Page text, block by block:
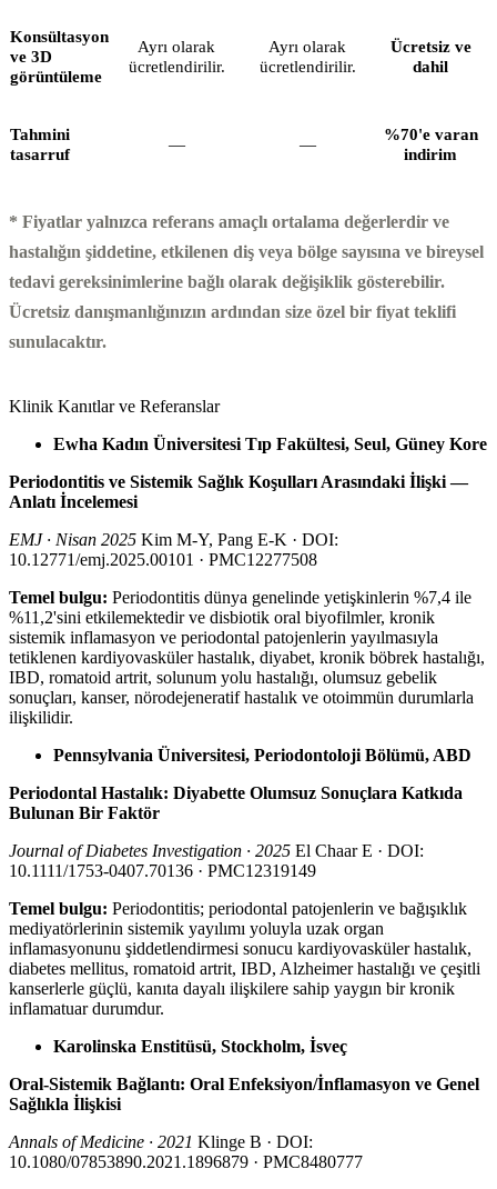
Konsültasyon
ve 3D
görüntüleme
Ayrı olarak
ücretlendirilir.
Ayrı olarak
ücretlendirilir.
Ücretsiz ve
dahil
Tahmini
tasarruf
— —
%70'e varan
indirim
* Fiyatlar yalnızca referans amaçlı ortalama değerlerdir ve
hastalığın şiddetine, etkilenen diş veya bölge sayısına ve bireysel
tedavi gereksinimlerine bağlı olarak değişiklik gösterebilir.
Ücretsiz danışmanlığınızın ardından size özel bir fiyat teklifi
sunulacaktır.
Klinik Kanıtlar ve Referanslar
Ewha Kadın Üniversitesi Tıp Fakültesi, Seul, Güney Kore
Periodontitis ve Sistemik Sağlık Koşulları Arasındaki İlişki —
Anlatı İncelemesi
EMJ · Nisan 2025 Kim M-Y, Pang E-K · DOI:
10.12771/emj.2025.00101 · PMC12277508
Temel bulgu: Periodontitis dünya genelinde yetişkinlerin %7,4 ile
%11,2'sini etkilemektedir ve disbiotik oral biyofilmler, kronik
sistemik inflamasyon ve periodontal patojenlerin yayılmasıyla
tetiklenen kardiyovasküler hastalık, diyabet, kronik böbrek hastalığı,
IBD, romatoid artrit, solunum yolu hastalığı, olumsuz gebelik
sonuçları, kanser, nörodejeneratif hastalık ve otoimmün durumlarla
ilişkilidir.
Pennsylvania Üniversitesi, Periodontoloji Bölümü, ABD
Periodontal Hastalık: Diyabette Olumsuz Sonuçlara Katkıda
Bulunan Bir Faktör
Journal of Diabetes Investigation · 2025 El Chaar E · DOI:
10.1111/1753-0407.70136 · PMC12319149
Temel bulgu: Periodontitis; periodontal patojenlerin ve bağışıklık
mediyatörlerinin sistemik yayılımı yoluyla uzak organ
inflamasyonunu şiddetlendirmesi sonucu kardiyovasküler hastalık,
diabetes mellitus, romatoid artrit, IBD, Alzheimer hastalığı ve çeşitli
kanserlerle güçlü, kanıta dayalı ilişkilere sahip yaygın bir kronik
inflamatuar durumdur.
Karolinska Enstitüsü, Stockholm, İsveç
Oral-Sistemik Bağlantı: Oral Enfeksiyon/İnflamasyon ve Genel
Sağlıkla İlişkisi
Annals of Medicine · 2021 Klinge B · DOI:
10.1080/07853890.2021.1896879 · PMC8480777